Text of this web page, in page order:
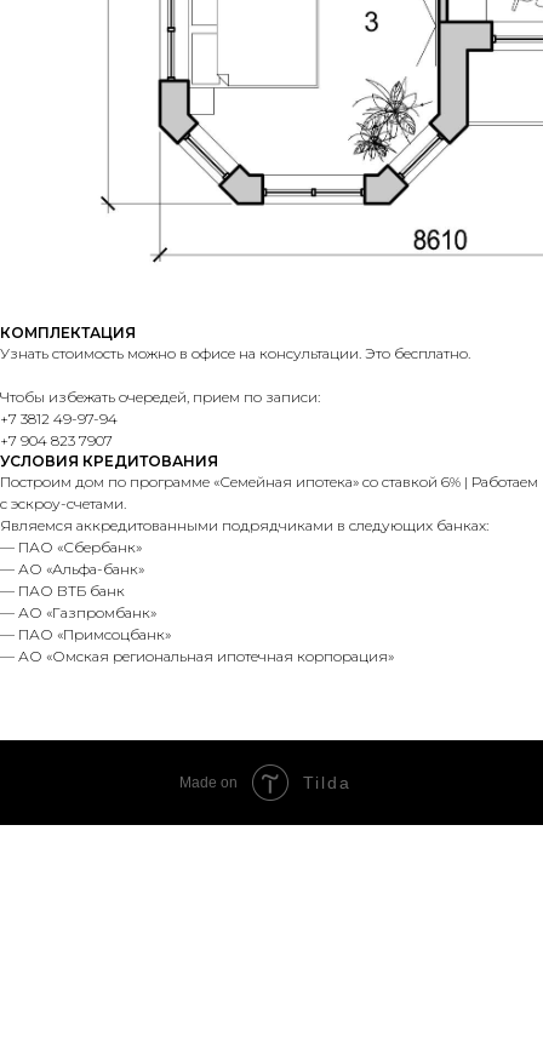
КОМПЛЕКТАЦИЯ
Узнать стоимость можно в офисе на консультации. Это бесплатно.
Чтобы избежать очередей, прием по записи:
+7 3812 49-97-94
+7 904 823 7907
УСЛОВИЯ КРЕДИТОВАНИЯ
Построим дом по программе «Семейная ипотека» со ставкой 6% | Работаем
с эскроу-счетами.
Являемся аккредитованными подрядчиками в следующих банках:
— ПАО «Сбербанк»
— АО «Альфа-банк»
— ПАО ВТБ банк
— АО «Газпромбанк»
— ПАО «Примсоцбанк»
— АО «Омская региональная ипотечная корпорация»
Made on Tilda